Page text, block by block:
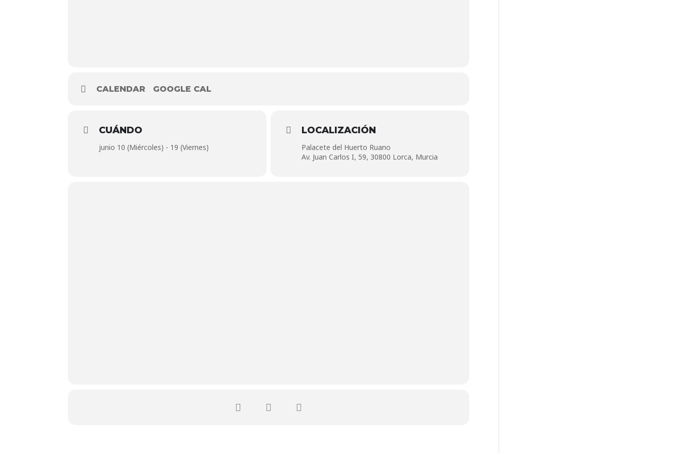
CALENDAR GOOGLE CAL
CUÁNDO
junio 10 (Miércoles) - 19 (Viernes)
LOCALIZACIÓN
Palacete del Huerto Ruano
Av. Juan Carlos I, 59, 30800 Lorca, Murcia